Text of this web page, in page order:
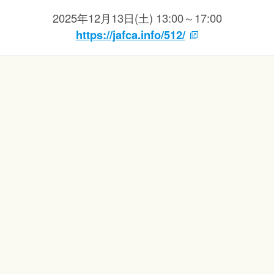
2025年12月13日(土) 13:00～17:00
https://jafca.info/512/